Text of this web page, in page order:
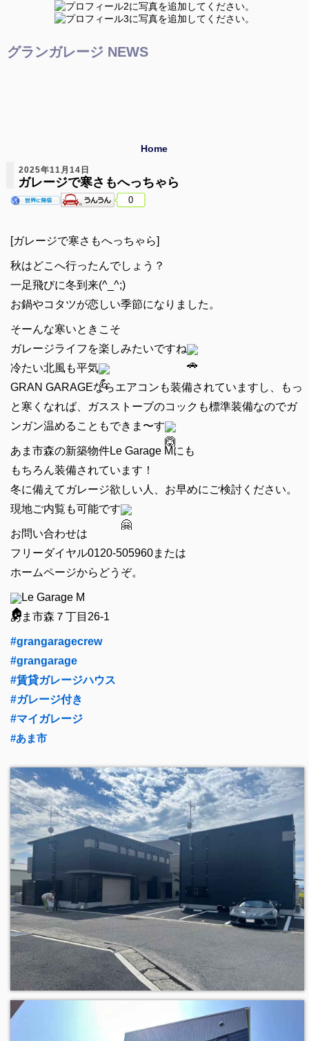
グランガレージ NEWS
Home
2025年11月14日
ガレージで寒さもへっちゃら
0
[ガレージで寒さもへっちゃら]
秋はどこへ行ったんでしょう？
一足飛びに冬到来(^_^;)
お鍋やコタツが恋しい季節になりました。
そーんな寒いときこそ
ガレージライフを楽しみたいですね
冷たい北風も平気
GRAN GARAGEならエアコンも装備されていますし、もっ
と寒くなれば、ガスストーブのコックも標準装備なのでガ
ンガン温めることもできま〜す
あま市森の新築物件Le Garage Mにも
もちろん装備されています！
冬に備えてガレージ欲しい人、お早めにご検討ください。
現地ご内覧も可能です
お問い合わせは
フリーダイヤル0120-505960または
ホームページからどうぞ。
Le Garage M
あま市森７丁目26-1
#grangaragecrew
#grangarage
#賃貸ガレージハウス
#ガレージ付き
#マイガレージ
#あま市